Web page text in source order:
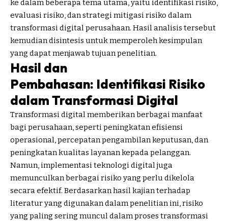
ke dalam beberapa tema utama, yaitu identifikasi risiko,
evaluasi risiko, dan strategi mitigasi risiko dalam
transformasi digital perusahaan. Hasil analisis tersebut
kemudian disintesis untuk memperoleh kesimpulan
yang dapat menjawab tujuan penelitian.
Hasil dan
Pembahasan: Identifikasi Risiko
dalam Transformasi Digital
Transformasi digital memberikan berbagai manfaat
bagi perusahaan, seperti peningkatan efisiensi
operasional, percepatan pengambilan keputusan, dan
peningkatan kualitas layanan kepada pelanggan.
Namun, implementasi teknologi digital juga
memunculkan berbagai risiko yang perlu dikelola
secara efektif. Berdasarkan hasil kajian terhadap
literatur yang digunakan dalam penelitian ini, risiko
yang paling sering muncul dalam proses transformasi